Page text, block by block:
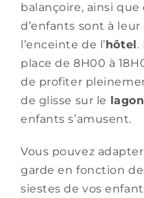
balançoire, ainsi
d’enfants sont à
l’enceinte de l’ hôtel .
place de 8H00 à
de profiter
de glisse sur le
lagon
enfants s’amusent.
Vous pouvez
garde en fonction
siestes de vos